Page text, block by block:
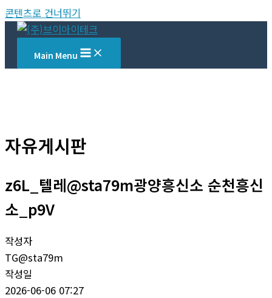
콘텐츠로 건너뛰기
Main Menu
자유게시판
z6L_텔레@sta79m광양흥신소 순천흥신
소_p9V
작성자
TG@sta79m
작성일
2026-06-06 07:27